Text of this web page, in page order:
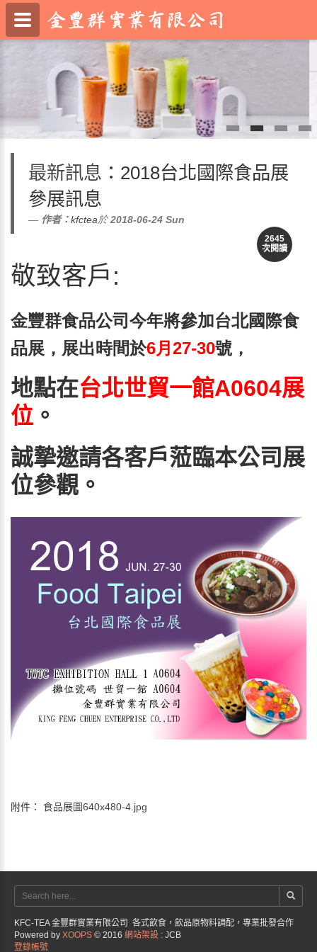
最新訊息 ：2018台北國際食品展
參展訊息
作者：kfctea於2018-06-24 Sun
2645
次閱讀
敬致客戶:
金豐群食品公司今年將參加台北國際食
品展，展出時間於6月27-30號，
地點在台北世貿一館A0604展
位 。
誠摯邀請各客戶蒞臨本公司展
位參觀。
附件： 食品展圖640x480-4.jpg
KFC-TEA 金豐群實業有限公司 各式飲食，飲品原物料調配，專業批發合作
Powered by XOOPS © 2016 網站架設 : JCB
登錄帳號